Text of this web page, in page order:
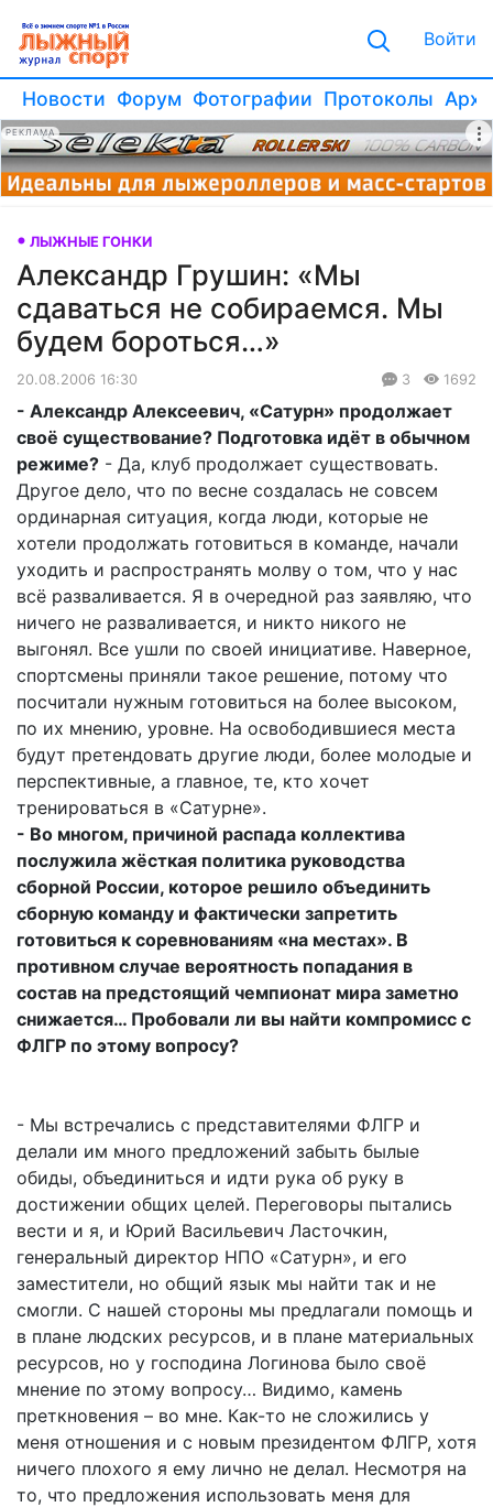
Войти
Новости Форум Фотографии Протоколы
РЕКЛАМА
ЛЫЖНЫЕ ГОНКИ
Александр Грушин: «Мы
сдаваться не собираемся. Мы
будем бороться…»
20.08.2006 16:30 3 1692
- Александр Алексеевич, «Сатурн» продолжает
своё существование? Подготовка идёт в обычном
режиме? - Да, клуб продолжает существовать.
Другое дело, что по весне создалась не совсем
ординарная ситуация, когда люди, которые не
хотели продолжать готовиться в команде, начали
уходить и распространять молву о том, что у нас
всё разваливается. Я в очередной раз заявляю, что
ничего не разваливается, и никто никого не
выгонял. Все ушли по своей инициативе. Наверное,
спортсмены приняли такое решение, потому что
посчитали нужным готовиться на более высоком,
по их мнению, уровне. На освободившиеся места
будут претендовать другие люди, более молодые и
перспективные, а главное, те, кто хочет
тренироваться в «Сатурне».
- Во многом, причиной распада коллектива
послужила жёсткая политика руководства
сборной России, которое решило объединить
сборную команду и фактически запретить
готовиться к соревнованиям «на местах». В
противном случае вероятность попадания в
состав на предстоящий чемпионат мира заметно
снижается… Пробовали ли вы найти компромисс с
ФЛГР по этому вопросу?
- Мы встречались с представителями ФЛГР и
делали им много предложений забыть былые
обиды, объединиться и идти рука об руку в
достижении общих целей. Переговоры пытались
вести и я, и Юрий Васильевич Ласточкин,
генеральный директор НПО «Сатурн», и его
заместители, но общий язык мы найти так и не
смогли. С нашей стороны мы предлагали помощь и
в плане людских ресурсов, и в плане материальных
ресурсов, но у господина Логинова было своё
мнение по этому вопросу… Видимо, камень
преткновения – во мне. Как-то не сложились у
меня отношения и с новым президентом ФЛГР, хотя
ничего плохого я ему лично не делал. Несмотря на
то, что предложения использовать меня для